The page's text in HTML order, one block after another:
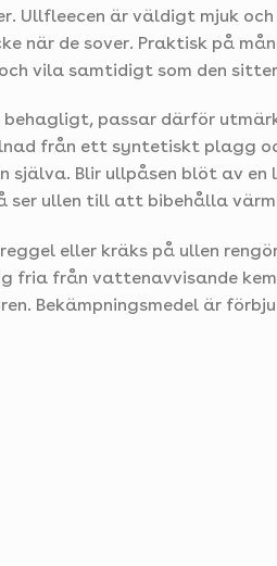
Ullfleecen är väldigt mjuk
när de sover. Praktisk på
vila samtidigt som den
passar därför
från ett syntetiskt plagg
själva. Blir ullpåsen blöt av
ser ullen till att bibehålla
eller kräks på ullen
från vattenavvisande
Bekämpningsmedel är